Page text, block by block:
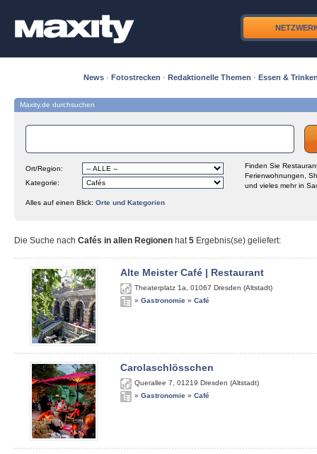
News · Fotostrecken · Redaktionelle Themen · Essen &
Maxity.de durchsuchen
Ort/Region:
Kategorie:
Finden Sie
Ferienwohnungen,
und vieles mehr in
Alles auf einen Blick: Orte und Kategorien
Die Suche nach Cafés in allen Regionen hat5 Ergebnis(se) geliefert:
Alte Meister Café | Restaurant
Theaterplatz 1a 01067 Dresden (Altstadt)
» Gastronomie » Café
Carolaschlösschen
Querallee 7 01219 Dresden (Altstadt)
» Gastronomie » Café